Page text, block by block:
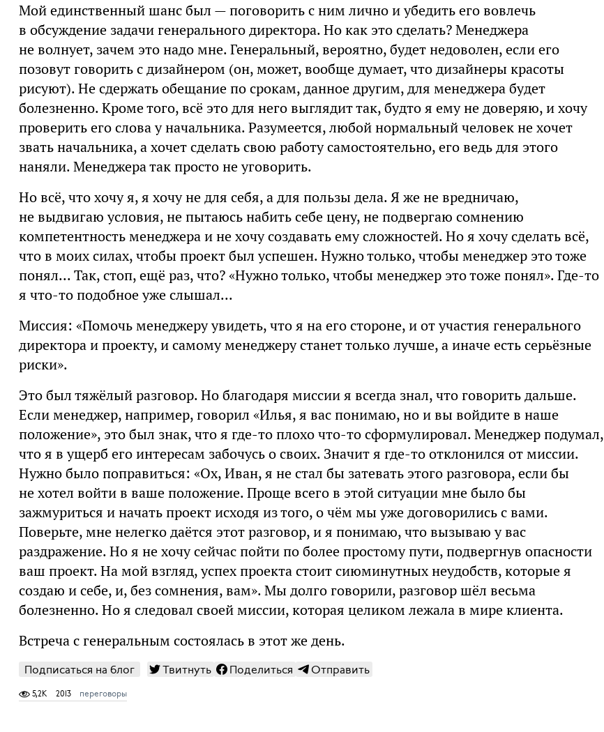
Мой единственный шанс был — поговорить с ним лично и убедить его вовлечь
в обсуждение задачи генерального директора. Но как это сделать? Менеджера
не волнует, зачем это надо мне. Генеральный, вероятно, будет недоволен, если его
позовут говорить с дизайнером (он, может, вообще думает, что дизайнеры красоты
рисуют). Не сдержать обещание по срокам, данное другим, для менеджера будет
болезненно. Кроме того, всё это для него выглядит так, будто я ему не доверяю, и хочу
проверить его слова у начальника. Разумеется, любой нормальный человек не хочет
звать начальника, а хочет сделать свою работу самостоятельно, его ведь для этого
наняли. Менеджера так просто не уговорить.
Но всё, что хочу я, я хочу не для себя, а для пользы дела. Я же не вредничаю,
не выдвигаю условия, не пытаюсь набить себе цену, не подвергаю сомнению
компетентность менеджера и не хочу создавать ему сложностей. Но я хочу сделать всё,
что в моих силах, чтобы проект был успешен. Нужно только, чтобы менеджер это тоже
понял... Так, стоп, ещё раз, что? «Нужно только, чтобы менеджер это тоже понял». Где-то
я что-то подобное уже слышал...
Миссия: «Помочь менеджеру увидеть, что я на его стороне, и от участия генерального
директора и проекту, и самому менеджеру станет только лучше, а иначе есть серьёзные
риски».
Это был тяжёлый разговор. Но благодаря миссии я всегда знал, что говорить дальше.
Если менеджер, например, говорил «Илья, я вас понимаю, но и вы войдите в наше
положение», это был знак, что я где-то плохо что-то сформулировал. Менеджер подумал,
что я в ущерб его интересам забочусь о своих. Значит я где-то отклонился от миссии.
Нужно было поправиться: «Ох, Иван, я не стал бы затевать этого разговора, если бы
не хотел войти в ваше положение. Проще всего в этой ситуации мне было бы
зажмуриться и начать проект исходя из того, о чём мы уже договорились с вами.
Поверьте, мне нелегко даётся этот разговор, и я понимаю, что вызываю у вас
раздражение. Но я не хочу сейчас пойти по более простому пути, подвергнув опасности
ваш проект. На мой взгляд, успех проекта стоит сиюминутных неудобств, которые я
создаю и себе, и, без сомнения, вам». Мы долго говорили, разговор шёл весьма
болезненно. Но я следовал своей миссии, которая целиком лежала в мире клиента.
Встреча с генеральным состоялась в этот же день.
Подписаться на блог Твитнуть Поделиться Отправить
5,2K 2013 переговоры